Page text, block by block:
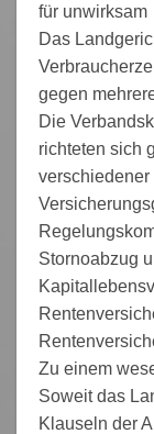
für unwirksam
Das
gegen
Die
richteten sich
verschiedener
Stornoabzug
Zu einem
Soweit das
Klauseln der